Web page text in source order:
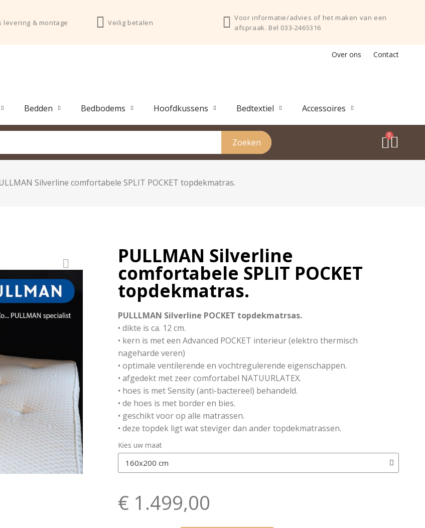
levering & montage Veilig betalen
Voor informatie/advies of het maken van een
afspraak. Bel 033-2465316
Over ons Contact
Bedden Bedbodems Hoofdkussens Bedtextiel Accessoires
Zoeken
Silverline comfortabele SPLIT POCKET topdekmatras.
PULLMAN Silverline
comfortabele SPLIT POCKET
topdekmatras.
PULLLMAN Silverline POCKET topdekmatrsas.
• dikte is ca. 12 cm.
• kern is met een Advanced POCKET interieur (elektro thermisch
nageharde veren)
• optimale ventilerende en vochtregulerende eigenschappen.
• afgedekt met zeer comfortabel NATUURLATEX.
• hoes is met Sensity (anti-bactereel) behandeld.
• de hoes is met border en bies.
• geschikt voor op alle matrassen.
• deze topdek ligt wat steviger dan ander topdekmatrassen.
Kies uw maat
€ 1.499,00